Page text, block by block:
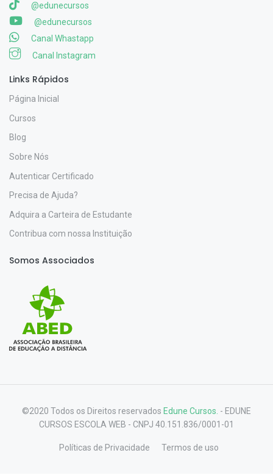
@edunecursos
@edunecursos
Canal Whastapp
Canal Instagram
Links Rápidos
Página Inicial
Cursos
Blog
Sobre Nós
Autenticar Certificado
Precisa de Ajuda?
Adquira a Carteira de Estudante
Contribua com nossa Instituição
Somos Associados
©2020 Todos os Direitos reservados Edune Cursos. - EDUNE
CURSOS ESCOLA WEB - CNPJ 40.151.836/0001-01
Políticas de Privacidade Termos de uso